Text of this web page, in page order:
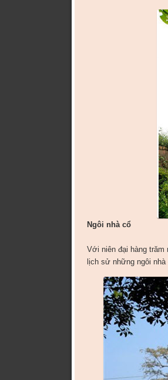
Ngôi nhà cổ
Với niên đại hàng trăm
lịch sử những ngôi